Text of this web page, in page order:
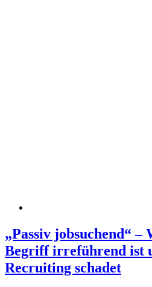
„Passiv jobsuchend“ –
Begriff irreführend ist
Recruiting schadet